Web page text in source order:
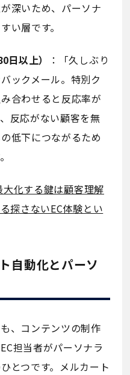
深いため、パーソナ
い層です。
以上）
：「久しぶり
ックメール。特別ク
合わせると反応率が
反応がない顧客を無
低下につながるため
大化する鍵は顧客理解
探さないEC体験とい
自動化とパーソ
、コンテンツの制作
担当者がパーソナラ
とつです。メルカート